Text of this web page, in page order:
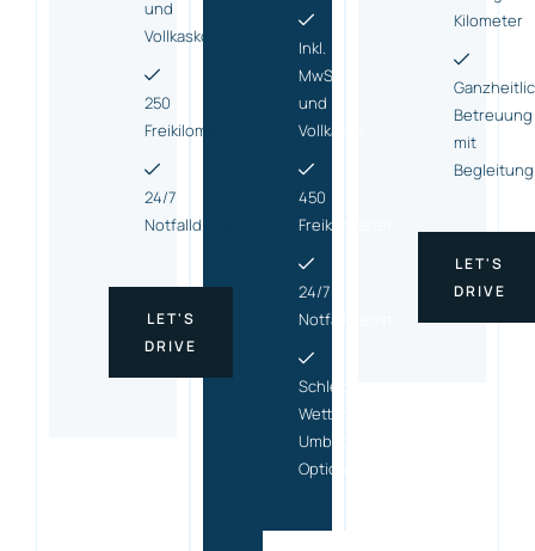
und
Vollkasko
250
Freikilometer
24/7
Notfalldienst
LET'S
DRIVE
Inkl.
MwSt.
und
Vollkasko
450
Freikilometer
24/7
Notfalldienst
Schlecht-
Wetter-
Umbuchungs
Option
Kilometer
Betreuung
mit
Begleitung
LET'S
DRIVE